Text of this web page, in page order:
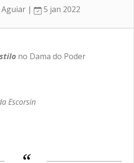
Aguiar | 5 jan 2022
no Dama do Poder
Escorsin